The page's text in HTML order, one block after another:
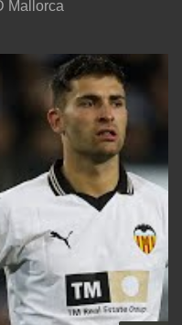
Mallorca